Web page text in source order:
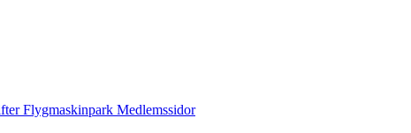
Flygmaskinpark Medlemssidor